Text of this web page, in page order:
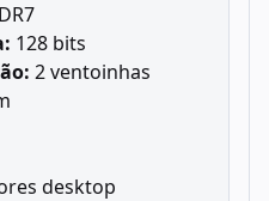
128 bits
2 ventoinhas
desktop